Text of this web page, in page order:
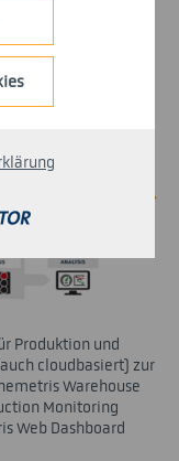
Produktion und
cloudbasiert) zur
Warehouse
Monitoring
Web Dashboard